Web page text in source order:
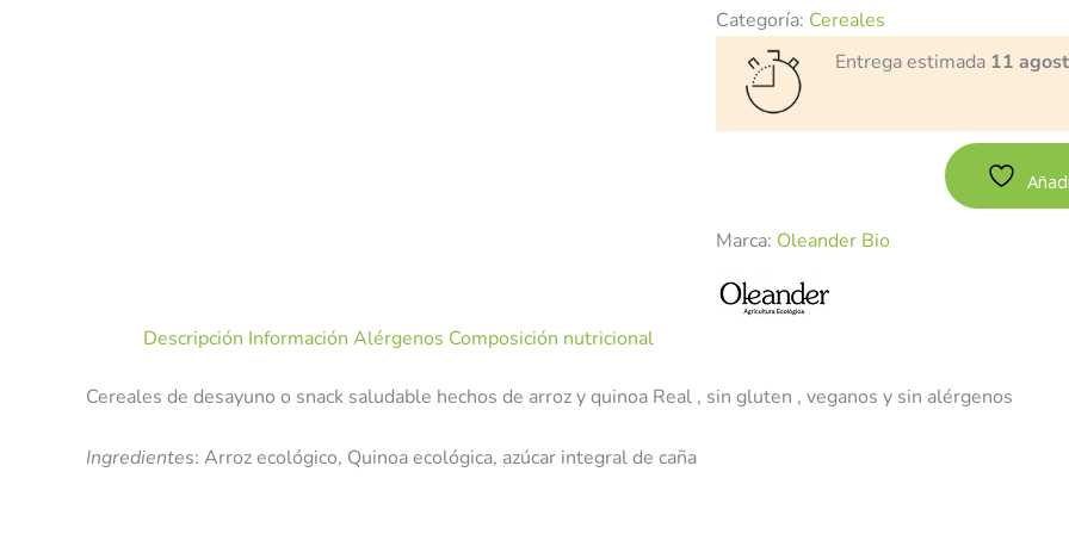
Categoría: Cereales
Entrega estimada 11
Marca: Oleander Bio
Descripción Información Alérgenos Composición nutricional
Cereales de desayuno o snack saludable hechos de arroz y quinoa Real , sin gluten , veganos y sin alérgenos
Ingredientes: Arroz ecológico, Quinoa ecológica, azúcar integral de caña